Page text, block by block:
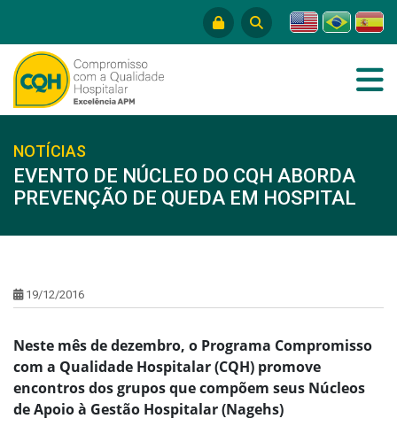
NOTÍCIAS
EVENTO DE NÚCLEO DO CQH ABORDA
PREVENÇÃO DE QUEDA EM HOSPITAL
19/12/2016
Neste mês de dezembro, o Programa Compromisso
com a Qualidade Hospitalar (CQH) promove
encontros dos grupos que compõem seus Núcleos
de Apoio à Gestão Hospitalar (Nagehs)